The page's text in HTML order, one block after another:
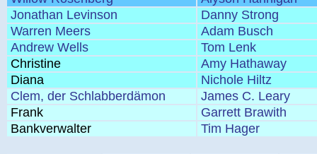
Jonathan Levinson
Danny Strong
Warren Meers
Adam Busch
Andrew Wells
Tom Lenk
Christine
Amy Hathaway
Diana
Nichole Hiltz
Clem, der Schlabberdämon
James C. Leary
Frank
Garrett Brawith
Bankverwalter
Tim Hager